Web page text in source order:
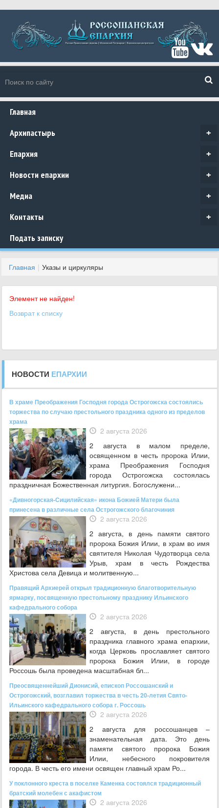
Главная
+
Архипастырь
+
Епархия
+
Новости епархии
+
Медиа
+
Контакты
Подать записку
Главная Указы и циркуляры
Элемент не найден!
Возврат к списку
НОВОСТИ ЕПАРХИИ
В храме Преображения Господня города Острогожска состоялись
торжества по случаю престольного праздника одного из пределов
храма
2 августа 2026
2 августа в малом пределе,
освященном в честь пророка Илии,
храма Преображения Господня
города Острогожска состоялась
праздничная Божественная литургия. Богослужени...
«Дивногорская-Сицилийская» икона Божией Матери была
принесена в различные села Острогожского благочиния
2 августа 2026
2 августа, в день памяти святого
пророка Божия Илии, в храм во имя
святителя Николая Чудотворца села
Урыв, храм в честь Рождества
Христова села Девица и молитвенную...
Правящий Архиерей открыл традиционную благотворительную
ярмарку, посвященную престольному празднику Ильинского
кафедрального собора
2 августа 2026
2 августа, в день престольного
праздника главного храма епархии,
когда Церковь прославляет святого
пророка Божия Илии, в городе
Россошь была проведена масштабная бл...
Преосвященнейший Дионисий, епископ Россошанский и
Острогожский, возглавил торжества в честь 20-летия Свято-
Ильинского кафедрального собора г. Россошь
2 августа 2026
2 августа для россошанцев –
знаменательная дата. Это день
памяти святого пророка Божия
Илии, небесного покровителя
города. В честь его имени освящен главный храм Ро...
У поклонного креста в поселке Каменка состоялся традиционный
братский молебен с акафистом
2 августа 2026